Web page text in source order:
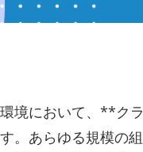
境において、**ク
。あらゆる規模の